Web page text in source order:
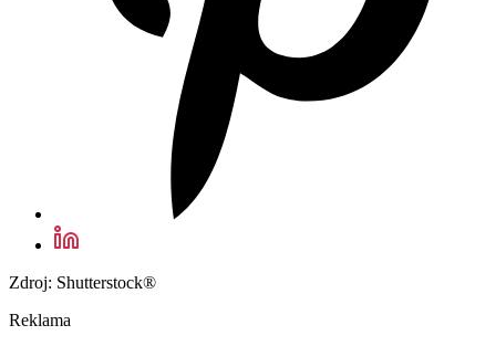
Zdroj: Shutterstock®
Reklama